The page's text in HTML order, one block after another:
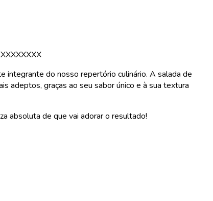
integrante do nosso repertório culinário. A salada de
adeptos, graças ao seu sabor único e à sua textura
absoluta de que vai adorar o resultado!